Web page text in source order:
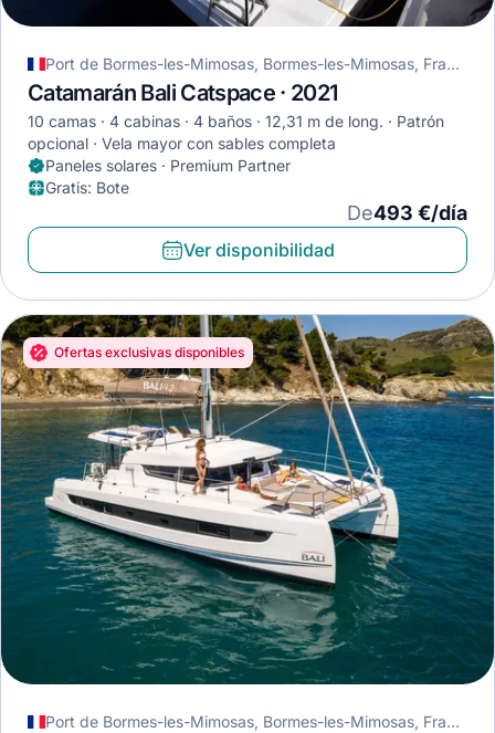
Port de Bormes-les-Mimosas, Bormes-les-Mimosas, Francia
Catamarán Bali Catspace · 2021
10 camas 4 cabinas 4 baños 12,31 m de long.
Patrón
opcional
Vela mayor con sables completa
Paneles solares · Premium Partner
Gratis: Bote
De493 €/día
Ver disponibilidad
Ofertas exclusivas disponibles
Port de Bormes-les-Mimosas, Bormes-les-Mimosas, Francia